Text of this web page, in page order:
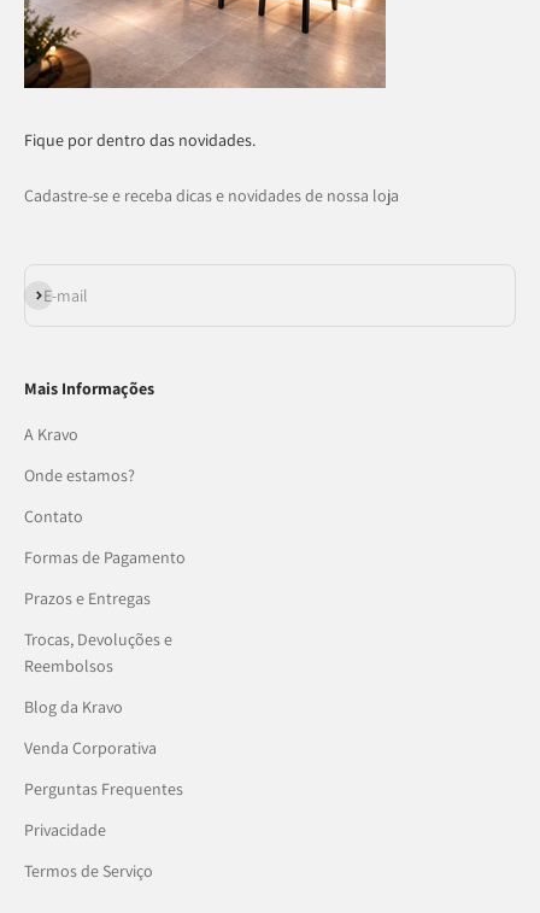
Fique por dentro das novidades.
Cadastre-se e receba dicas e novidades de nossa loja
E-mail
Assinar
Mais Informações
A Kravo
Onde estamos?
Contato
Formas de Pagamento
Prazos e Entregas
Trocas, Devoluções e
Reembolsos
Blog da Kravo
Venda Corporativa
Perguntas Frequentes
Privacidade
Termos de Serviço